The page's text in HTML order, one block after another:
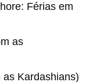
Férias em
as
Kardashians)